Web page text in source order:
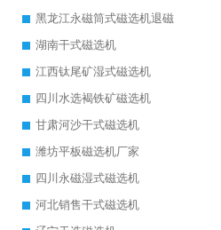
黑龙江永磁筒式磁选机退磁
湖南干式磁选机
江西钛尾矿湿式磁选机
四川水选褐铁矿磁选机
甘肃河沙干式磁选机
潍坊平板磁选机厂家
四川永磁湿式磁选机
河北销售干式磁选机